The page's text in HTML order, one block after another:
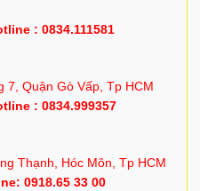
: 0834.111581
7, Quận Gò Vấp, Tp HCM
: 0834.999357
Thạnh, Hóc Môn, Tp HCM
0918.65 33 00